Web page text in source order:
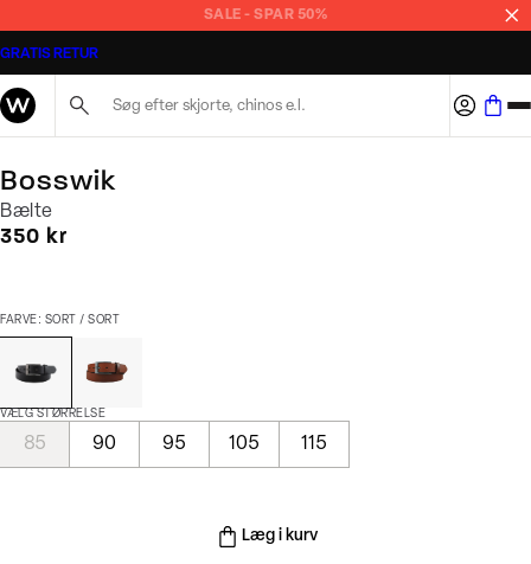
SALE - SPAR 50%
GRATIS RETUR
Bosswik
Bælte
I alt (inkl. rabat)
350 kr
FARVE: SORT / SORT
VÆLG STØRRELSE
85 90 95 105 115
Læg i kurv